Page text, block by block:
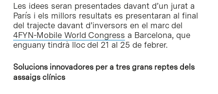
Les idees seran presentades davant d’un jurat a
París i els millors resultats es presentaran al final
del trajecte davant d’inversors en el marc del
4FYN-Mobile World Congress a Barcelona, que
enguany tindrà lloc del 21 al 25 de febrer.
Solucions innovadores per a tres grans reptes dels
assaigs clínics